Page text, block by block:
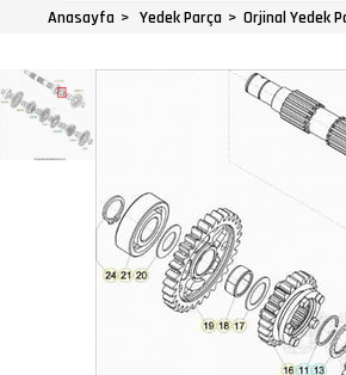
Anasayfa Yedek Parça Orjinal Yedek